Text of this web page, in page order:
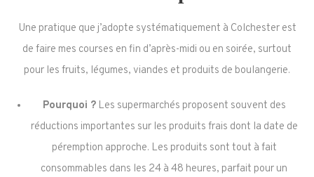
Une pratique que j’adopte systématiquement à Colchester est
de faire mes courses en fin d’après-midi ou en soirée, surtout
pour les fruits, légumes, viandes et produits de boulangerie.
Pourquoi ?Les supermarchés proposent souvent des
réductions importantes sur les produits frais dont la date de
péremption approche. Les produits sont tout à fait
consommables dans les 24 à 48 heures, parfait pour un